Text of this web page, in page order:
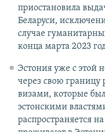
приостановила
Беларуси,
случае
конца марта 2023
Эстония уже с этой
через свою
визами, которые
эстонскими
распространяется